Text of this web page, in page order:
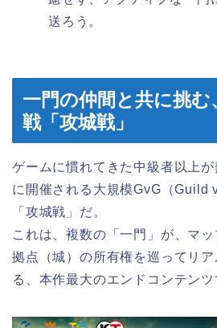
送ろう。
一門の仲間と共に挑む
戦「攻城戦」
ゲームに慣れてきた中級者以上
に開催される大規模GvG（Guild
「攻城戦」だ。
これは、複数の「一門」が、マ
拠点（城）の所有権を巡ってリ
る、本作最大のエンドコンテンツ